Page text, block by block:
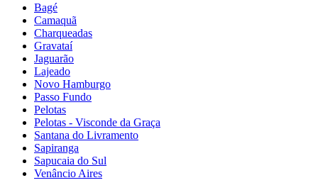
Bagé
Camaquã
Charqueadas
Gravataí
Jaguarão
Lajeado
Novo Hamburgo
Passo Fundo
Pelotas
Pelotas - Visconde da Graça
Santana do Livramento
Sapiranga
Sapucaia do Sul
Venâncio Aires